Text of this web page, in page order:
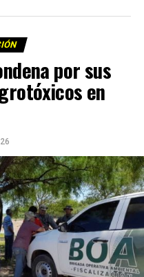
por sus
en